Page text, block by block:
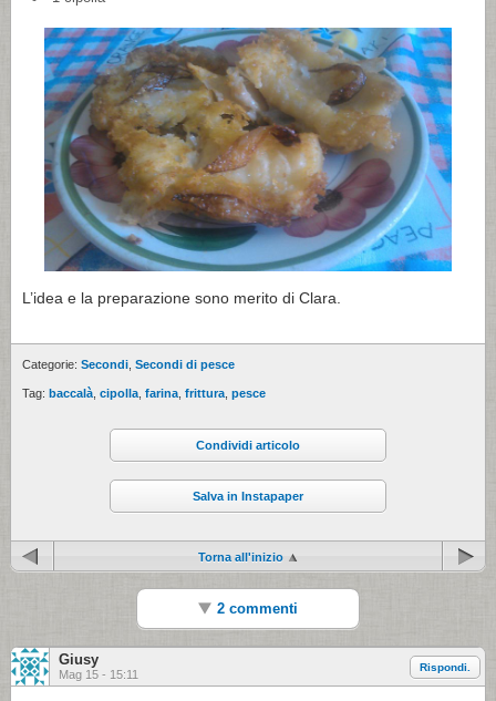
L’idea e la preparazione sono merito di Clara.
Categorie: Secondi Secondi di pesce
Tag: baccalà cipolla farina frittura pesce
Condividi articolo
Salva in Instapaper
Torna all'inizio
2 commenti
Giusy
Mag 15 - 15:11
Rispondi.